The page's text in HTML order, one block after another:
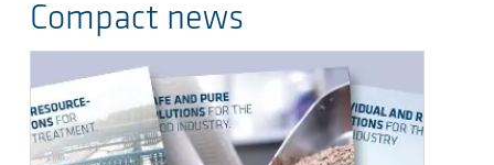
Compact news